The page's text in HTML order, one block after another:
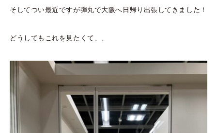
そしてつい最近ですが弾丸で大阪へ日帰り出張してきました！
どうしてもこれを見たくて、、